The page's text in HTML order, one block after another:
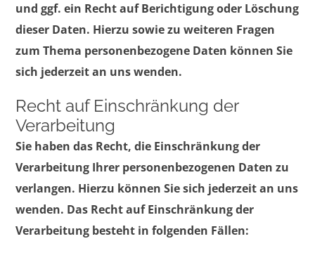
und ggf. ein Recht auf Berichtigung oder Löschung
dieser Daten. Hierzu sowie zu weiteren Fragen
zum Thema personenbezogene Daten können Sie
sich jederzeit an uns wenden.
Recht auf Einschränkung der
Verarbeitung
Sie haben das Recht, die Einschränkung der
Verarbeitung Ihrer personenbezogenen Daten zu
verlangen. Hierzu können Sie sich jederzeit an uns
wenden. Das Recht auf Einschränkung der
Verarbeitung besteht in folgenden Fällen: